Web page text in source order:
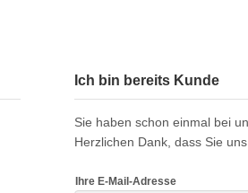
Ich bin bereits Kunde
Sie haben schon einmal bei
Herzlichen Dank, dass Sie
Ihre E-Mail-Adresse